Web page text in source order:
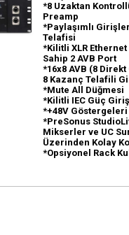
*8 Uzaktan
Preamp
*Paylaşımlı
Telafisi
*Kilitli XLR
Sahip 2 AVB Port
*16x8 AVB (8 Direkt
8 Kazanç Telafili
*Mute All Düğmesi
*Kilitli IEC Güç
*+48V Göstergeleri
*PreSonus
Mikserler ve UC
Üzerinden Kolay
*Opsiyonel Rack